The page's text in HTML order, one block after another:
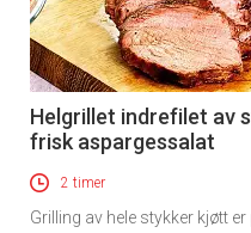
Helgrillet indrefilet av
frisk aspargessalat
2 timer
Grilling av hele stykker kjøtt